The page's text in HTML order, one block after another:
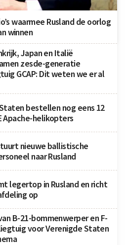
waarmee Rusland de oorlog
winnen
Japan en Italië
zesde-generatie
GCAP: Dit weten we er al
bestellen nog eens 12
Apache-helikopters
nieuwe ballistische
naar Rusland
legertop in Rusland en richt
op
B-21-bommenwerper en F-
voor Verenigde Staten